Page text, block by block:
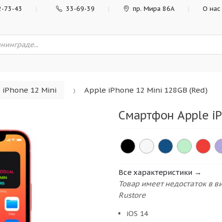
73-43 33-69-39 пр. Мира 86А О нас
iPhone 12 Mini Apple iPhone 12 Mini 128GB (Red)
Смартфон Apple
Все характеристики →
Товар имеет недостаток в
Rustore
iOS 14